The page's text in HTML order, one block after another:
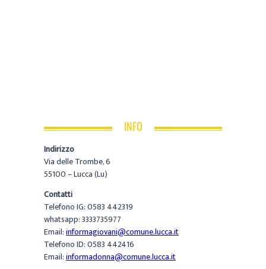
INFO
Indirizzo
Via delle Trombe, 6
55100 – Lucca (Lu)
Contatti
Telefono IG: 0583 442319
whatsapp: 3333735977
Email:informagiovani@comune.lucca.it
Telefono ID: 0583 442416
Email:informadonna@comune.lucca.it